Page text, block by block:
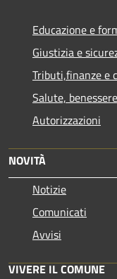
Educazione e
Giustizia e
Tributi,finanze e
Salute,
Autorizzazioni
NOVITÀ
Notizie
Comunicati
Avvisi
VIVERE IL COMUNE